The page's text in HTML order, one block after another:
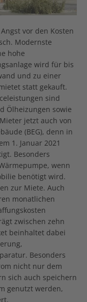
vor den Kosten
Modernste
hohe
wird für bis
und zu einer
statt gekauft.
sind
Ölheizungen sowie
jetzt auch von
(BEG), denn in
1. Januar 2021
Besonders
wenn
benötigt wird.
zur Miete. Auch
monatlichen
zwischen zehn
beinhaltet dabei
Besonders
nicht nur dem
sich auch speichern
genutzt werden,